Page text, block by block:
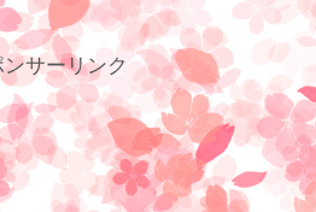
ンサーリンク